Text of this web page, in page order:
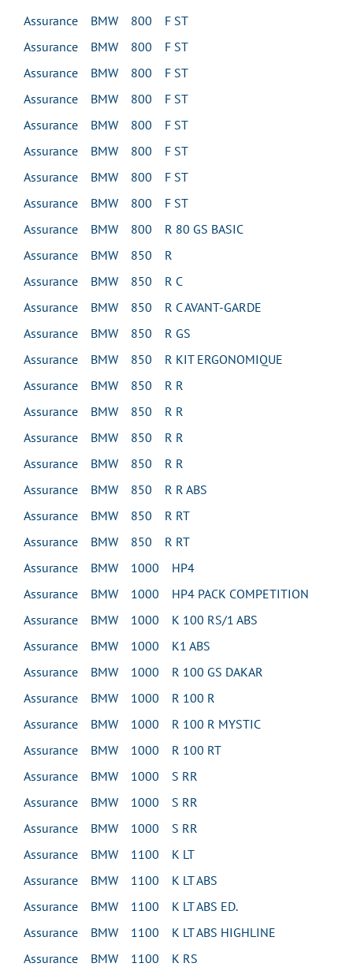
Assurance BMW 800 F ST
Assurance BMW 800 F ST
Assurance BMW 800 F ST
Assurance BMW 800 F ST
Assurance BMW 800 F ST
Assurance BMW 800 F ST
Assurance BMW 800 F ST
Assurance BMW 800 F ST
Assurance BMW 800 R 80 GS BASIC
Assurance BMW 850 R
Assurance BMW 850 R C
Assurance BMW 850 R C AVANT-GARDE
Assurance BMW 850 R GS
Assurance BMW 850 R KIT ERGONOMIQUE
Assurance BMW 850 R R
Assurance BMW 850 R R
Assurance BMW 850 R R
Assurance BMW 850 R R
Assurance BMW 850 R R ABS
Assurance BMW 850 R RT
Assurance BMW 850 R RT
Assurance BMW 1000 HP4
Assurance BMW 1000 HP4 PACK COMPETITION
Assurance BMW 1000 K 100 RS/1 ABS
Assurance BMW 1000 K1 ABS
Assurance BMW 1000 R 100 GS DAKAR
Assurance BMW 1000 R 100 R
Assurance BMW 1000 R 100 R MYSTIC
Assurance BMW 1000 R 100 RT
Assurance BMW 1000 S RR
Assurance BMW 1000 S RR
Assurance BMW 1000 S RR
Assurance BMW 1100 K LT
Assurance BMW 1100 K LT ABS
Assurance BMW 1100 K LT ABS ED.
Assurance BMW 1100 K LT ABS HIGHLINE
Assurance BMW 1100 K RS